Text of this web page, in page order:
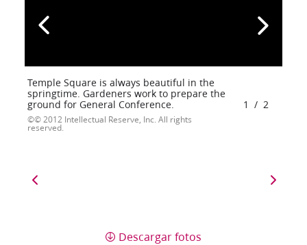
Temple Square is always beautiful in the
springtime. Gardeners work to prepare the
ground for General Conference.
© 2012 Intellectual Reserve, Inc. All rights
reserved.
1 / 2
Descargar fotos